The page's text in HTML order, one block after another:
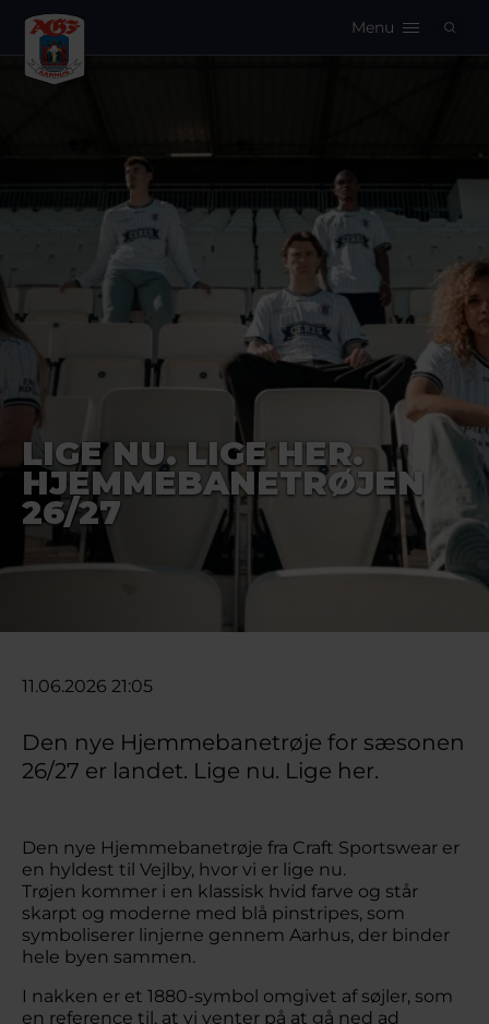
Menu
LIGE NU. LIGE HER.
HJEMMEBANETRØJEN
26/27
11.06.2026 21:05
Den nye Hjemmebanetrøje for sæsonen
26/27 er landet. Lige nu. Lige her.
Den nye Hjemmebanetrøje fra Craft Sportswear er
en hyldest til Vejlby, hvor vi er lige nu.
Trøjen kommer i en klassisk hvid farve og står
skarpt og moderne med blå pinstripes, som
symboliserer linjerne gennem Aarhus, der binder
hele byen sammen.
I nakken er et 1880-symbol omgivet af søjler, som
en reference til, at vi venter på at gå ned ad